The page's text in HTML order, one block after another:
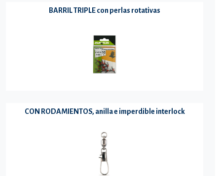
BARRIL TRIPLE con perlas rotativas
CON RODAMIENTOS, anilla e imperdible interlock